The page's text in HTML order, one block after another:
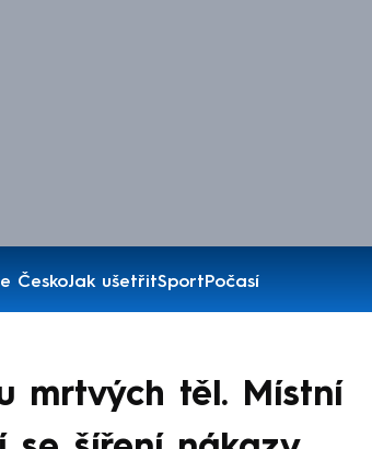
ČeskoJak ušetřitSportPočasí
mrtvých těl. Místní